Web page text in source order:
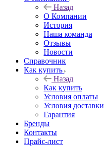
Назад
О Компании
История
Наша команда
Отзывы
Новости
Справочник
Как купить
Назад
Как купить
Условия оплаты
Условия доставки
Гарантия
Бренды
Контакты
Прайс-лист